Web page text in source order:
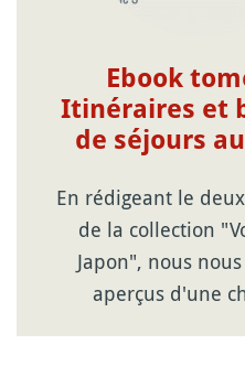
Ebook
Itinéraires et
de séjours
En rédigeant le
de la collection
Japon", nous
aperçus d'une